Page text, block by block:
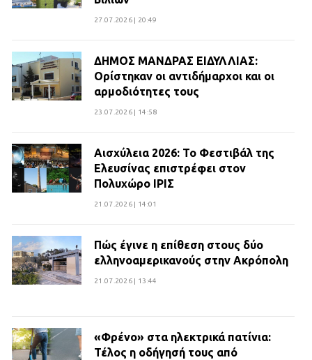
27.07.2026 | 20:49
ΔΗΜΟΣ ΜΑΝΔΡΑΣ ΕΙΔΥΛΛΙΑΣ:
Ορίστηκαν οι αντιδήμαρχοι και οι
αρμοδιότητες τους
23.07.2026 | 14:58
Αισχύλεια 2026: Το Φεστιβάλ της
Ελευσίνας επιστρέφει στον
Πολυχώρο ΙΡΙΣ
21.07.2026 | 14:01
Πώς έγινε η επίθεση στους δύο
ελληνοαμερικανούς στην Ακρόπολη
21.07.2026 | 13:44
«Φρένο» στα ηλεκτρικά πατίνια:
Τέλος η οδήγησή τους από